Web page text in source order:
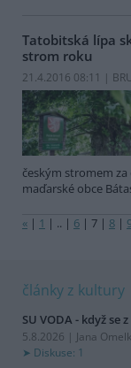
Tatobitská lípa
strom roku
21.4.2016 08:11 |
českým stromem
maďarské obce
« | 1 | .. | 6 | 7 | 8 |
články z kultury
SU VODA - když
5.8.2026 | Jana
Diskuse: 1